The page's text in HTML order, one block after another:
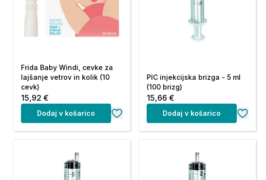
Frida Baby Windi, cevke za
lajšanje vetrov in kolik (10
cevk)
15,92 €
Dodaj v košarico
PIC injekcijska brizga - 5 ml
(100 brizg)
15,66 €
Dodaj v košarico